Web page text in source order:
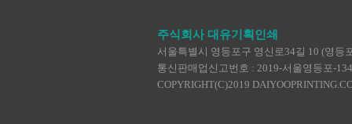
주식회사 대유기획인쇄
서울특별시 영등포구 영신로34길 10 (영등
통신판매업신고번호 : 2019-서울영등포-
COPYRIGHT(C)2019